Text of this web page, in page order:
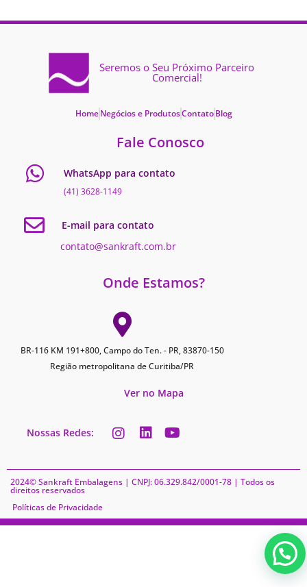
Seremos o Seu Próximo Parceiro
Comercial!
Home Negócios e ProdutosContato Blog
Fale Conosco
WhatsApp para contato
(41) 3628-1149
E-mail para contato
contato@sankraft.com.br
Onde Estamos?
BR-116 KM 191+800, Campo do Ten. - PR, 83870-150
Região metropolitana de Curitiba/PR
Ver no Mapa
Nossas Redes:
2024© Sankraft Embalagens | CNPJ: 06.329.842/0001-78 | Todos os
direitos reservados
Políticas de Privacidade